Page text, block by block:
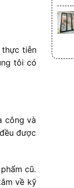
thực tiễn
tôi có
công và
được
cũ.
về kỹ